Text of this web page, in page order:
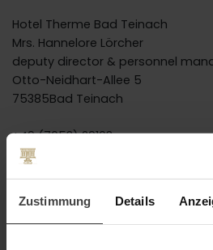
Zustimmung Details
Hotel Therme Bad Teinach
Mrs. Hannelore Lörcher
deputy director & personnel
Otto-Neidhart-Allee 5
75385Bad Teinach
+49 (7053) 29103
bewerbung@hotel-therme-